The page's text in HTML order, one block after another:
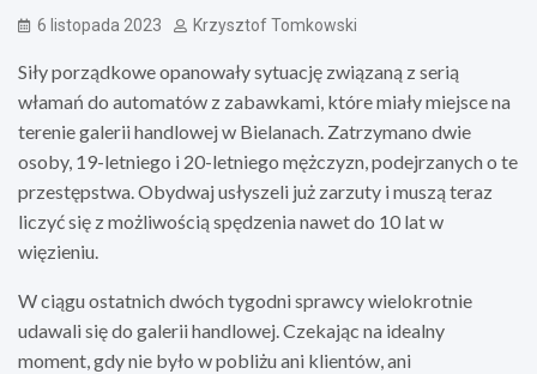
6 listopada 2023 Krzysztof Tomkowski
Siły porządkowe opanowały sytuację związaną z serią
włamań do automatów z zabawkami, które miały miejsce na
terenie galerii handlowej w Bielanach. Zatrzymano dwie
osoby, 19-letniego i 20-letniego mężczyzn, podejrzanych o te
przestępstwa. Obydwaj usłyszeli już zarzuty i muszą teraz
liczyć się z możliwością spędzenia nawet do 10 lat w
więzieniu.
W ciągu ostatnich dwóch tygodni sprawcy wielokrotnie
udawali się do galerii handlowej. Czekając na idealny
moment, gdy nie było w pobliżu ani klientów, ani